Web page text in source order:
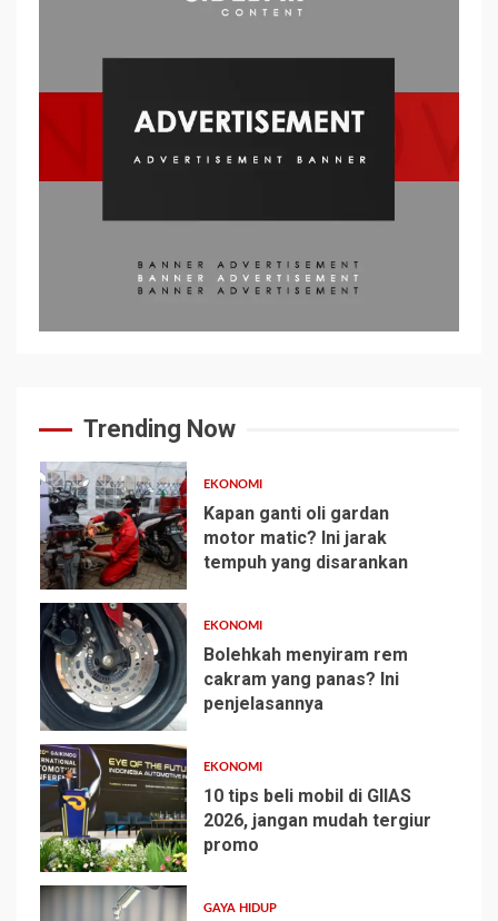
Trending Now
1
EKONOMI
Kapan ganti oli gardan
motor matic? Ini jarak
tempuh yang disarankan
2
EKONOMI
Bolehkah menyiram rem
cakram yang panas? Ini
penjelasannya
3
EKONOMI
10 tips beli mobil di GIIAS
2026, jangan mudah tergiur
promo
GAYA HIDUP